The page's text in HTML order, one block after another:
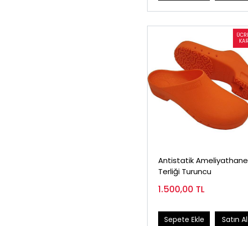
Antistatik Ameliyathane
Terliği Turuncu
1.500,00 TL
Sepete Ekle Satın Al